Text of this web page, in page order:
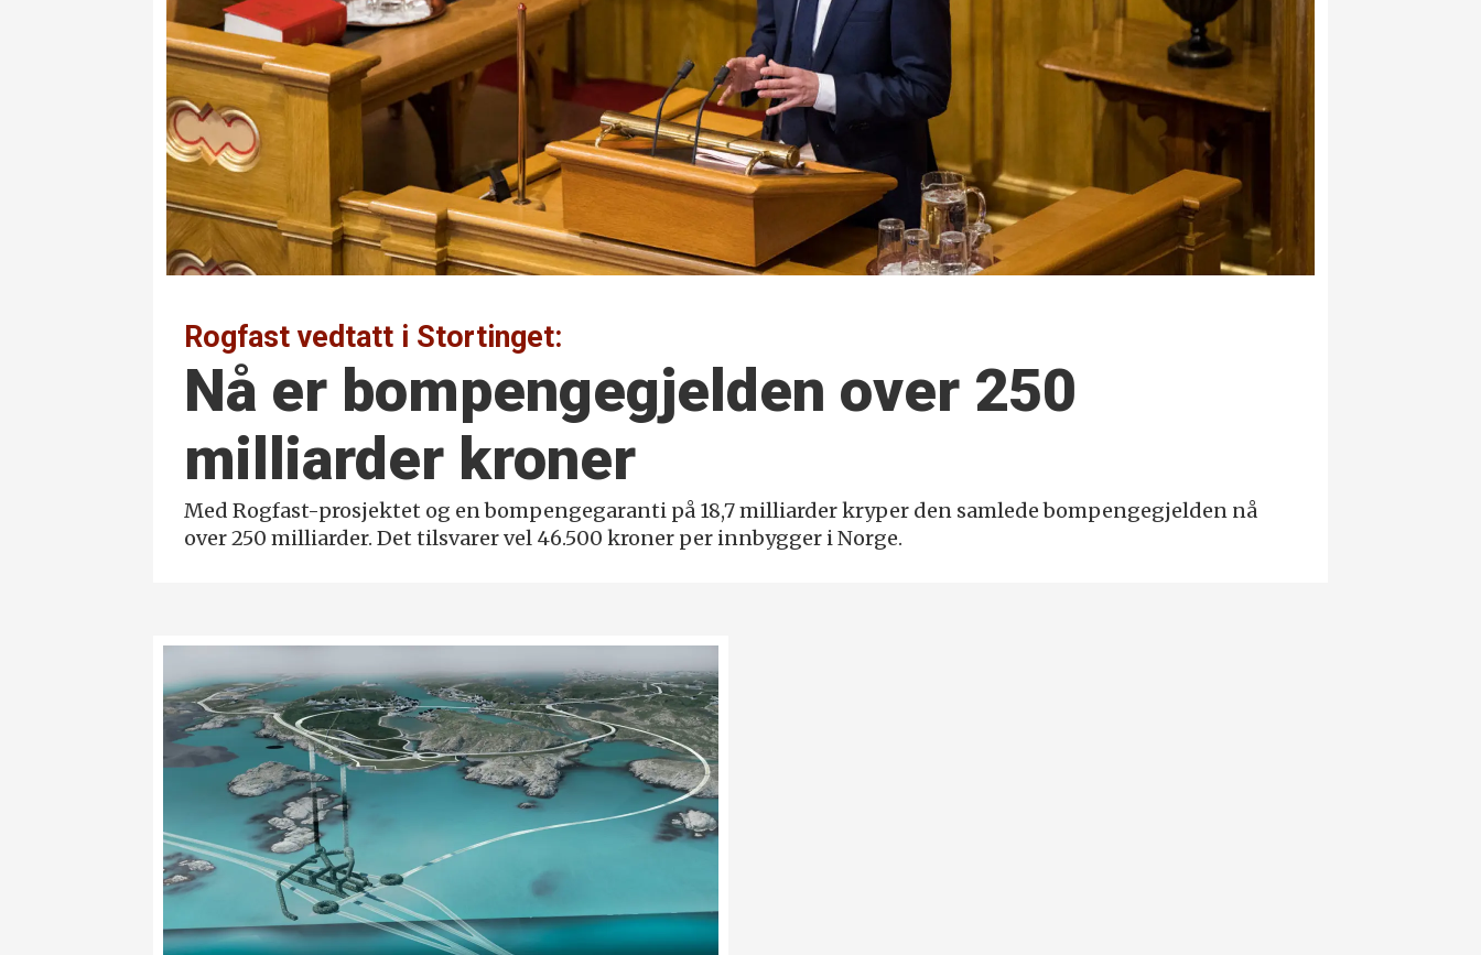
Rogfast vedtatt i Stortinget:
Nå er bompengegjelden over 250
milliarder kroner
Med Rogfast-prosjektet og en bompengegaranti på 18,7 milliarder kryper den samlede bompengegjelden nå
over 250 milliarder. Det tilsvarer vel 46.500 kroner per innbygger i Norge.